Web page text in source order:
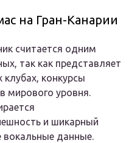
на Гран-Канарии
считается одним
так как представляет
клубах, конкурсы
мирового уровня.
и шикарный
вокальные данные.